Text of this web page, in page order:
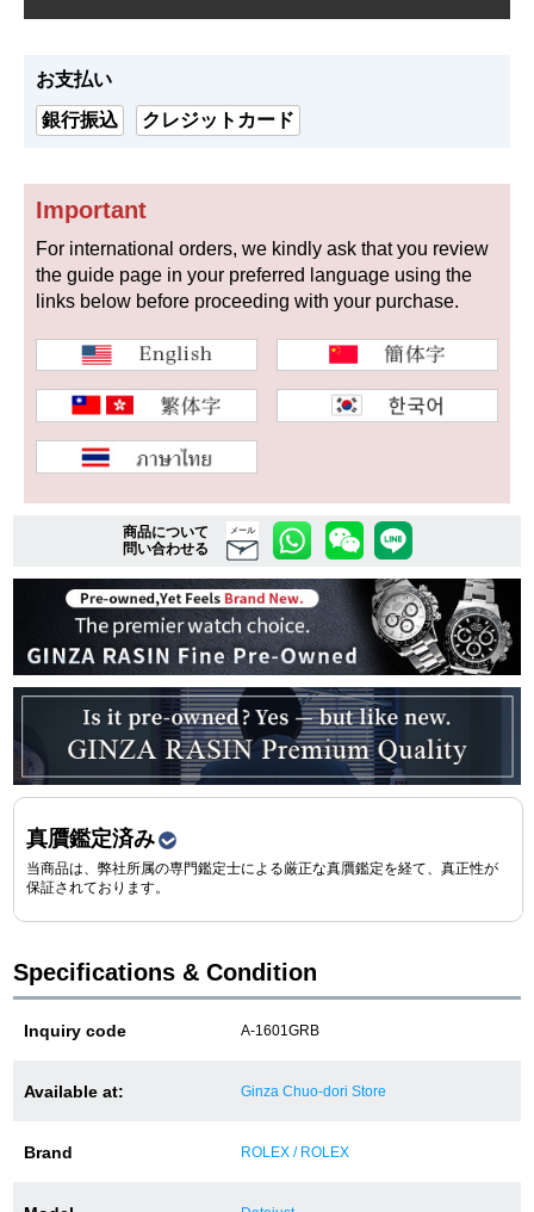
お問い合わせ
保証・アフターサービス
店舗受け取りサービス
買取・下取りをご希望の方
買取・下取りはこちら
買取専門サロン
買取ご成約者様限定5万円クーポン
修理・メンテナンスをご希望の方
修理依頼をする
修理・メンテンナンスについて
オーバーホールについて
お支払い
銀行振込
クレジットカード
Important
For international orders, we kindly ask that you review
the guide page in your preferred language using the
links below before proceeding with your purchase.
商品について
問い合わせる
メール
真贋鑑定済み
当商品は、弊社所属の専門鑑定士による厳正な真贋鑑定を経て、真正性が
保証されております。
Specifications & Condition
Inquiry code A-1601GRB
Available at: Ginza Chuo-dori Store
Brand ROLEX / ROLEX